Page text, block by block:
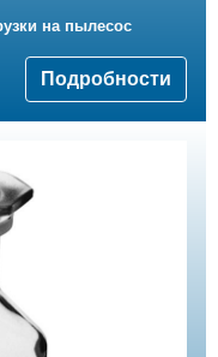
на пылесос
Подробности